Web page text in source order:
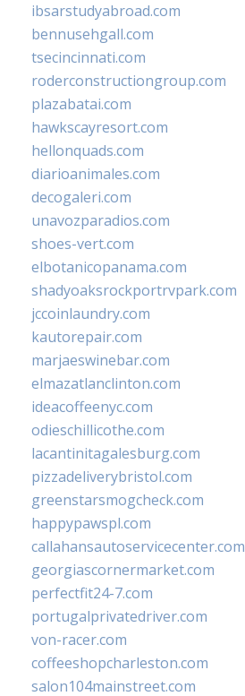
ibsarstudyabroad.com
bennusehgall.com
tsecincinnati.com
roderconstructiongroup.com
plazabatai.com
hawkscayresort.com
hellonquads.com
diarioanimales.com
decogaleri.com
unavozparadios.com
shoes-vert.com
elbotanicopanama.com
shadyoaksrockportrvpark.com
jccoinlaundry.com
kautorepair.com
marjaeswinebar.com
elmazatlanclinton.com
ideacoffeenyc.com
odieschillicothe.com
lacantinitagalesburg.com
pizzadeliverybristol.com
greenstarsmogcheck.com
happypawspl.com
callahansautoservicecenter.com
georgiascornermarket.com
perfectfit24-7.com
portugalprivatedriver.com
von-racer.com
coffeeshopcharleston.com
salon104mainstreet.com